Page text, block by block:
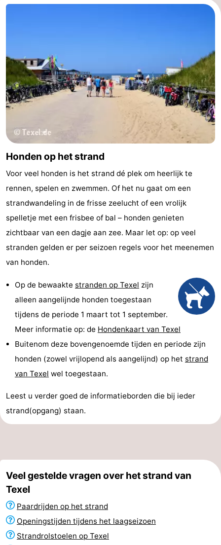
Honden op het strand
Voor veel honden is het strand dé plek om heerlijk te
rennen, spelen en zwemmen. Of het nu gaat om een
strandwandeling in de frisse zeelucht of een vrolijk
spelletje met een frisbee of bal – honden genieten
zichtbaar van een dagje aan zee. Maar let op: op veel
stranden gelden er per seizoen regels voor het meenemen
van honden.
Op de bewaakte stranden op Texel zijn
alleen aangelijnde honden toegestaan
tijdens de periode 1 maart tot 1 september.
Meer informatie op: de Hondenkaart van Texel
Buitenom deze bovengenoemde tijden en periode zijn
honden (zowel vrijlopend als aangelijnd) op het strand
van Texel wel toegestaan.
Leest u verder goed de informatieborden die bij ieder
strand(opgang) staan.
Veel gestelde vragen over het strand van
Texel
Paardrijden op het strand
Openingstijden tijdens het laagseizoen
Strandrolstoelen op Texel